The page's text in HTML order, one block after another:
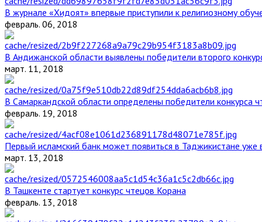
В журнале «Хидоят» впервые приступили к религиозному
февраль. 06, 2018
В Андижанской области выявлены победители второго
март. 11, 2018
В Самаркандской области определены победители конкурса
февраль. 19, 2018
Первый исламский банк может появиться в Таджикистане уже
март. 13, 2018
В Ташкенте стартует конкурс чтецов Корана
февраль. 13, 2018